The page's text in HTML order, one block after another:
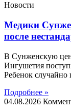
Новости
Медики
после
В Сунженскую
Ингушетия
Ребенок случайно
Подробнее »
04.08.2026